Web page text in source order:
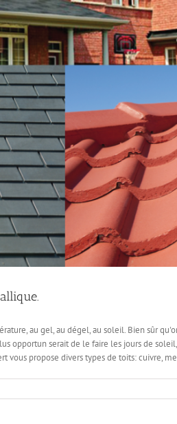
au gel, au dégel, au soleil. Bien sûr
opportun serait de le faire les jours de
propose divers types de toits: cuivre,